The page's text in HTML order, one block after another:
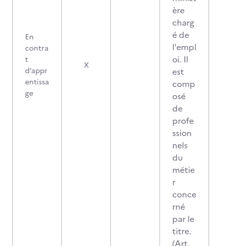
En
contra
t
d’appr
entissa
ge
X
ère
charg
é de
l'empl
oi. Il
est
comp
osé
de
profe
ssion
nels
du
métie
r
conce
rné
par le
titre.
(Art.